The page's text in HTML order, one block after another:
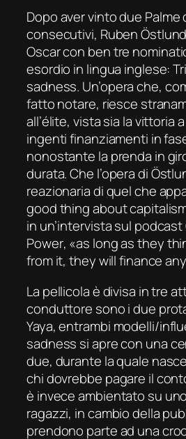
Dopo aver vinto due Palme
consecutivi, Ruben
Oscar con ben tre
esordio in lingua inglese:
sadness. Un’opera che,
fatto notare, riesce
all’élite, vista sia la vittoria a
ingenti finanziamenti in
nonostante la prenda in
durata. Che l’opera di
reazionaria di quel che
good thing about
in un’intervista sul podcast
Power, «as long as they
from it, they will finance
La pellicola è divisa in tre
conduttore sono i due
Yaya, entrambi modelli/
sadness si apre con una
due, durante la quale
chi dovrebbe pagare il
è invece ambientato su
ragazzi, in cambio della
prendono parte ad una